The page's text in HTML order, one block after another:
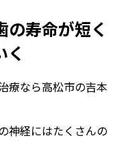
寿命が短く
く
神経にはたくさんの